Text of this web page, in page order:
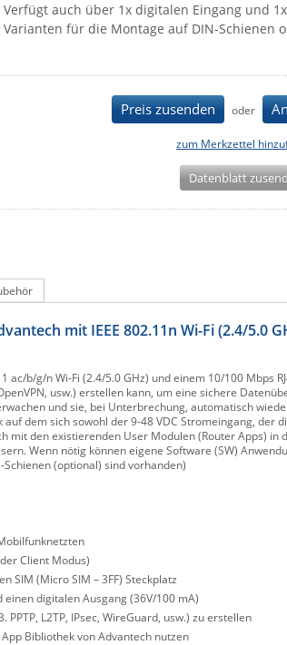
Verfügt auch über 1x digitalen Eingang und
Varianten für die Montage auf DIN-Schienen
Preis zusenden oder
zum Merkzettel
Datenblatt
mit IEEE 802.11n Wi-Fi (2.4/5.0
ac/b/g/n Wi-Fi (2.4/5.0 GHz) und einem 10/100 Mbps
usw.) erstellen kann, um eine sichere
und sie, bei Unterbrechung, automatisch
dem sich sowohl der 9-48 VDC Stromeingang, der
mit den existierenden User Modulen (Router Apps)
Wenn nötig können eigene Software (SW)
(optional) sind vorhanden)
Client Modus)
SIM (Micro SIM – 3FF) Steckplatz
digitalen Ausgang (36V/100 mA)
L2TP, IPsec, WireGuard, usw.) zu erstellen
Bibliothek von Advantech nutzen